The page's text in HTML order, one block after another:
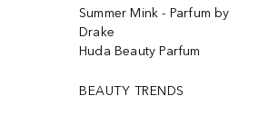
Summer Mink - Parfum by
Drake
Huda Beauty Parfum
BEAUTY TRENDS